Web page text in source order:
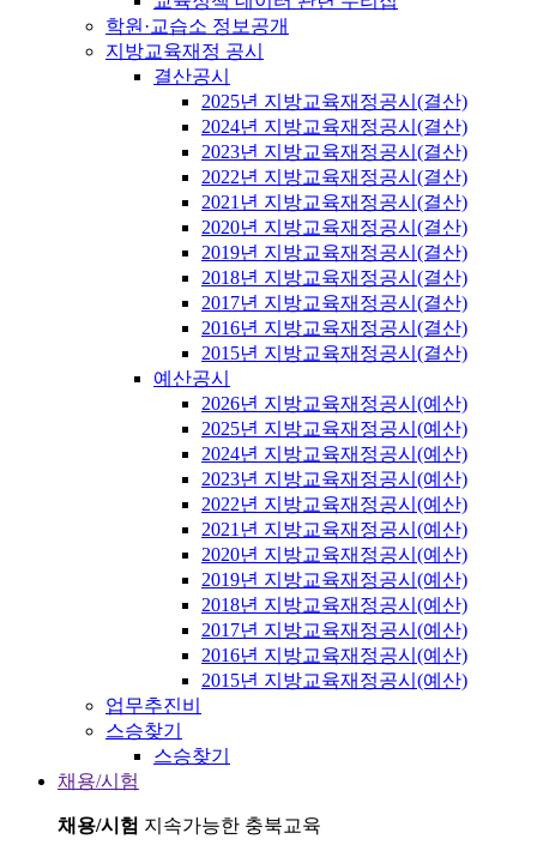
학원·교습소 정보공개
지방교육재정 공시
결산공시
2025년 지방교육재정공시(결산)
2024년 지방교육재정공시(결산)
2023년 지방교육재정공시(결산)
2022년 지방교육재정공시(결산)
2021년 지방교육재정공시(결산)
2020년 지방교육재정공시(결산)
2019년 지방교육재정공시(결산)
2018년 지방교육재정공시(결산)
2017년 지방교육재정공시(결산)
2016년 지방교육재정공시(결산)
2015년 지방교육재정공시(결산)
예산공시
2026년 지방교육재정공시(예산)
2025년 지방교육재정공시(예산)
2024년 지방교육재정공시(예산)
2023년 지방교육재정공시(예산)
2022년 지방교육재정공시(예산)
2021년 지방교육재정공시(예산)
2020년 지방교육재정공시(예산)
2019년 지방교육재정공시(예산)
2018년 지방교육재정공시(예산)
2017년 지방교육재정공시(예산)
2016년 지방교육재정공시(예산)
2015년 지방교육재정공시(예산)
업무추진비
스승찾기
스승찾기
채용/시험
채용/시험 지속가능한 충북교육